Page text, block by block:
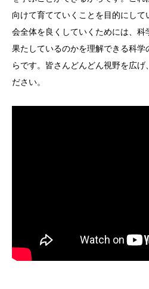
向けて育てていくことを目的にし
会全体を良くしていくためには、
果たしているのかを理解できる科
らです。皆さんどんどん視野を広げ
ださい。